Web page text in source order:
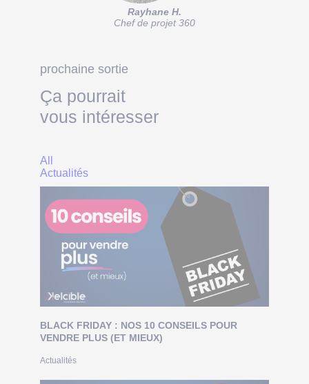
Rayhane H.
Chef de projet 360
prochaine sortie
Ça pourrait
vous intéresser
All
Actualités
BLACK FRIDAY : NOS 10 CONSEILS POUR
VENDRE PLUS (ET MIEUX)
Actualités